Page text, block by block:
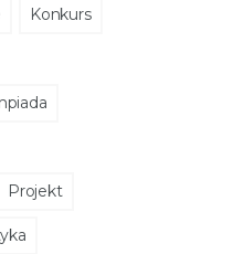
Konkurs
Projekt